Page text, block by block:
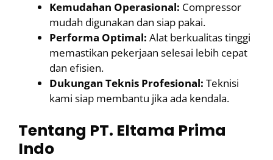
Kemudahan Operasional: Compressor
mudah digunakan dan siap pakai.
Performa Optimal: Alat berkualitas tinggi
memastikan pekerjaan selesai lebih cepat
dan efisien.
Dukungan Teknis Profesional: Teknisi
kami siap membantu jika ada kendala.
Tentang PT. Eltama Prima
Indo